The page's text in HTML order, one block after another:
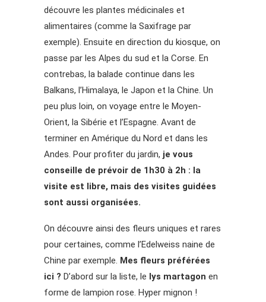
découvre les plantes médicinales et
alimentaires (comme la Saxifrage par
exemple). Ensuite en direction du kiosque, on
passe par les Alpes du sud et la Corse. En
contrebas, la balade continue dans les
Balkans, l’Himalaya, le Japon et la Chine. Un
peu plus loin, on voyage entre le Moyen-
Orient, la Sibérie et l’Espagne. Avant de
terminer en Amérique du Nord et dans les
Andes. Pour profiter du jardin, je vous
conseille de prévoir de 1h30 à 2h : la
visite est libre, mais des visites guidées
sont aussi organisées.
On découvre ainsi des fleurs uniques et rares
pour certaines, comme l’Edelweiss naine de
Chine par exemple. Mes fleurs préférées
ici ? D’abord sur la liste, le lys martagon en
forme de lampion rose. Hyper mignon !